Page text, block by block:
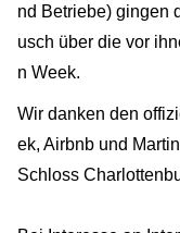
nd Betriebe) gingen
usch über die vor
n Week.
Wir danken den
ek, Airbnb und
Schloss